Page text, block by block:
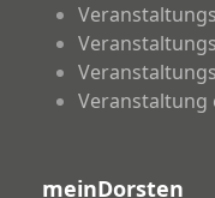
Veranstaltung
meinDorsten